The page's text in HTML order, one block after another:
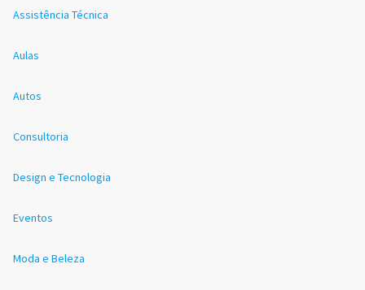
Assistência Técnica
Aulas
Autos
Consultoria
Design e Tecnologia
Eventos
Moda e Beleza